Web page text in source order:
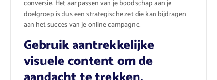
conversie. Het aanpassen van je boodschap aan je
doelgroep is dus een strategische zet die kan bijdragen
aan het succes van je online campagne.
Gebruik aantrekkelijke
visuele content om de